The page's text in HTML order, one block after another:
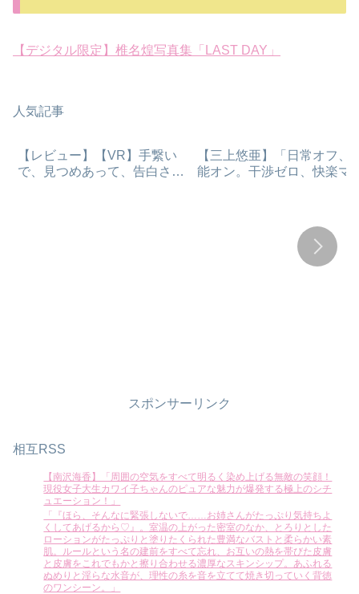
【デジタル限定】椎名煌写真集「LAST DAY」
人気記事
【レビュー】【VR】手繋い
で、見つめあって、告白され
【三上悠亜】「日常オフ、
能オン。干渉ゼロ、快楽マ
スポンサーリンク
相互RSS
【南沢海香】「周囲の空気をすべて明るく染め上げる無敵の笑顔！
現役女子大生カワイ子ちゃんのピュアな魅力が爆発する極上のシチ
ュエーション！」
「『ほら、そんなに緊張しないで……お姉さんがたっぷり気持ちよ
くしてあげるから♡』。室温の上がった密室のなか、とろりとした
ローションがたっぷりと塗りたくられた豊満なバストと柔らかい素
肌。ルールという名の建前をすべて忘れ、お互いの熱を帯びた皮膚
と皮膚をこれでもかと擦り合わせる濃厚なスキンシップ。あふれる
ぬめりと淫らな水音が、理性の糸を音を立てて焼き切っていく背徳
のワンシーン。」